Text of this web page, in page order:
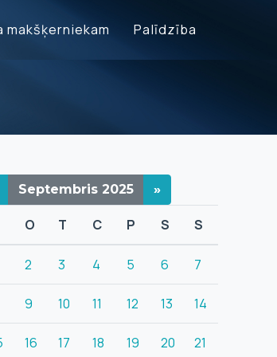
makšķerniekam Palīdzība
Septembris 2025 »
O T C P S S
2 3 4 5 6 7
9 10 11 12 13 14
16 17 18 19 20 21